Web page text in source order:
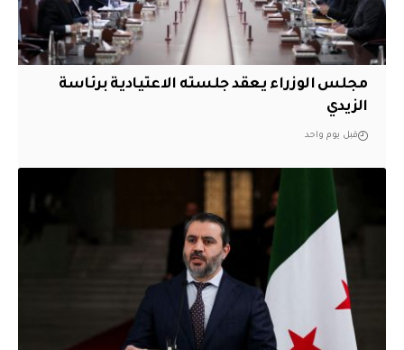
مجلس الوزراء يعقد جلسته الاعتيادية برئاسة
الزيدي
قبل يوم واحد